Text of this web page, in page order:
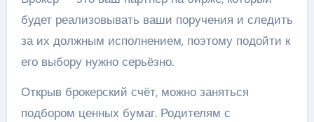
будет реализовывать ваши поручения и следить
за их должным исполнением, поэтому подойти к
его выбору нужно серьёзно.
Открыв брокерский счёт, можно заняться
подбором ценных бумаг. Родителям с